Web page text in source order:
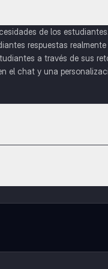
de los
respuestas
a través de sus
el chat y una
acceder a